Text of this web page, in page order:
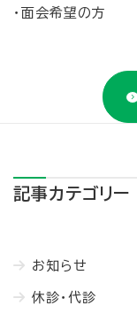
・ 面会希望の方
記事カテゴリー
お知らせ
休診・代診